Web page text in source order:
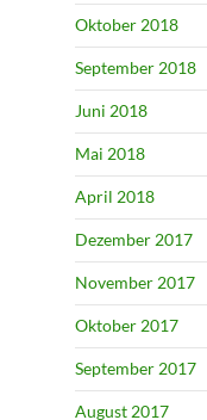
Oktober 2018
September 2018
Juni 2018
Mai 2018
April 2018
Dezember 2017
November 2017
Oktober 2017
September 2017
August 2017